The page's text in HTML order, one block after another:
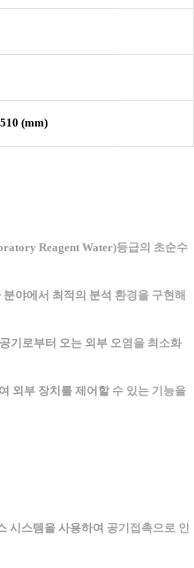
(mm)
Reagent Water)등급의 초순수
야에서 최적의 분석 환경을 구현해
기로부터 오는 외부 오염을 최소화
외부 장치를 제어할 수 있는 기능을
시스템을 사용하여 공기접촉으로 인